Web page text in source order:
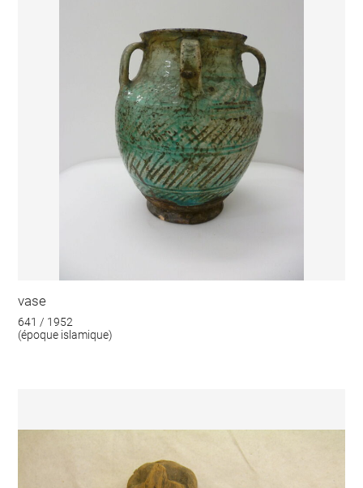
vase
641 / 1952
(époque islamique)